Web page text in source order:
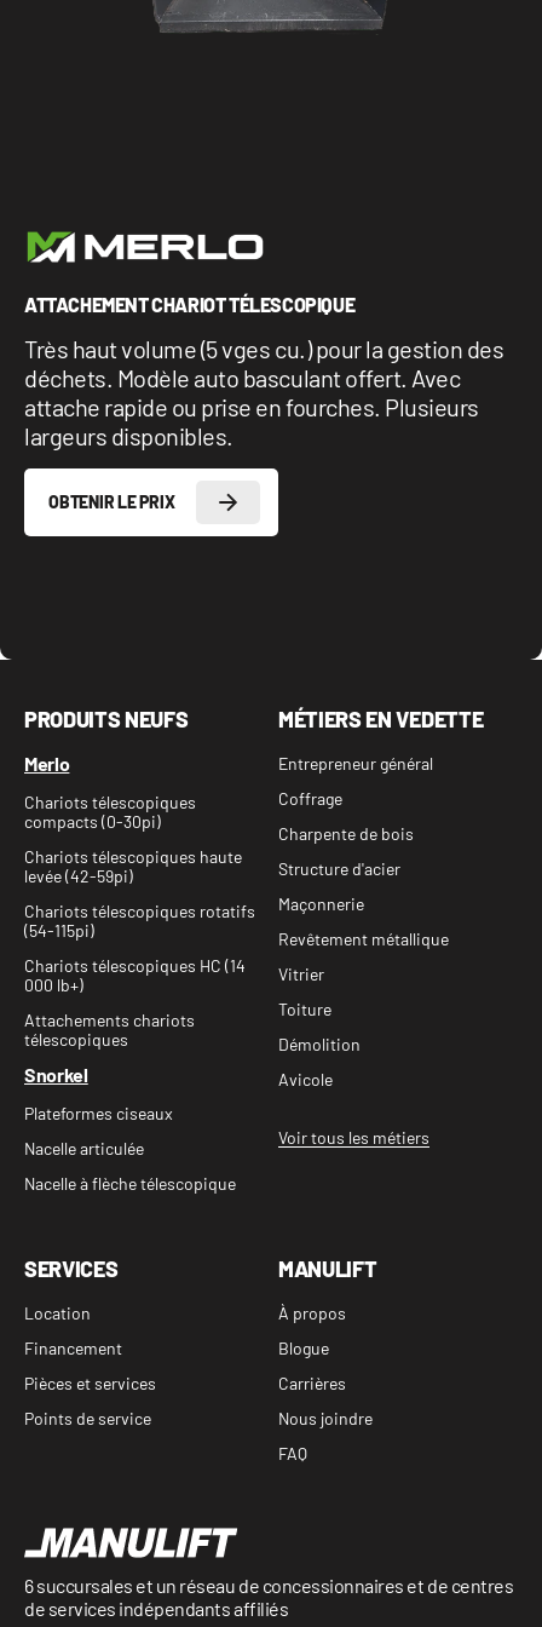
1 877-641-8355
ATTACHEMENT CHARIOT TÉLESCOPIQUE
Très haut volume (5 vges cu.) pour la gestion des
déchets. Modèle auto basculant offert. Avec
attache rapide ou prise en fourches. Plusieurs
largeurs disponibles.
OBTENIR LE PRIX
PRODUITS NEUFS
Merlo
Chariots télescopiques
compacts (0-30pi)
Chariots télescopiques haute
levée (42-59pi)
Chariots télescopiques rotatifs
(54-115pi)
Chariots télescopiques HC (14
000 lb+)
Attachements chariots
télescopiques
Snorkel
Plateformes ciseaux
Nacelle articulée
Nacelle à flèche télescopique
MÉTIERS EN VEDETTE
Entrepreneur général
Coffrage
Charpente de bois
Structure d'acier
Maçonnerie
Revêtement métallique
Vitrier
Toiture
Démolition
Avicole
Voir tous les métiers
SERVICES
Location
Financement
Pièces et services
Points de service
MANULIFT
À propos
Blogue
Carrières
Nous joindre
FAQ
6 succursales et un réseau de concessionnaires et de centres
de services indépendants affiliés